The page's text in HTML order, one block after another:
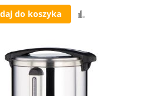
do koszyka